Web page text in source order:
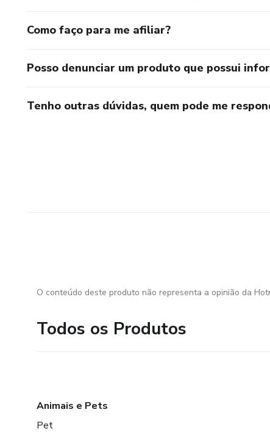
Como faço para me afiliar?
Posso denunciar um produto que possui
Tenho outras dúvidas, quem pode me
O conteúdo deste produto não representa a opinião da
Todos os Produtos
Animais e Pets
Pet